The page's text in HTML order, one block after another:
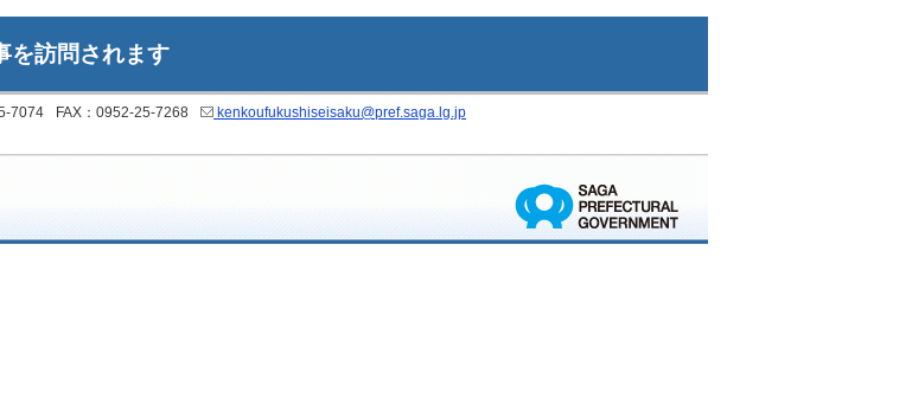
を訪問されます
7074 FAX：0952-25-7268 kenkoufukushiseisaku@pref.saga.lg.jp